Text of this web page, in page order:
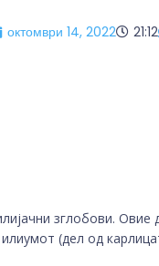
октомври 14, 2022 21:12
зглобови.
(дел од